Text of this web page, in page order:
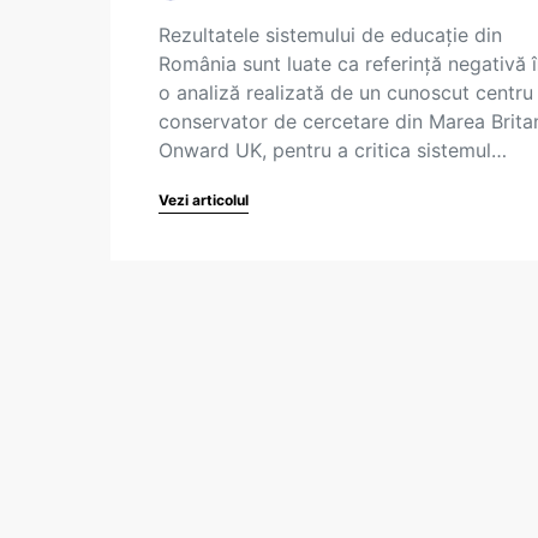
Rezultatele sistemului de educație din
România sunt luate ca referință negativă
o analiză realizată de un cunoscut centru
conservator de cercetare din Marea
Onward UK, pentru a critica sistemul…
Vezi articolul